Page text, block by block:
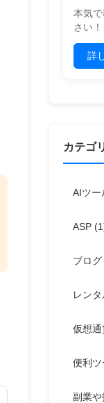
本気
さい！
詳
カテゴ
AIツー
ASP
ブログ
レン
仮想通
便利ツ
副業や